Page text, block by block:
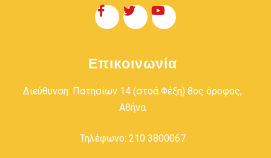
Επικοινωνία
Διεύθυνση: Πατησίων 14 (στοά Φέξη) 8ος όροφος,
Αθήνα
Τηλέφωνο: 210 3800067